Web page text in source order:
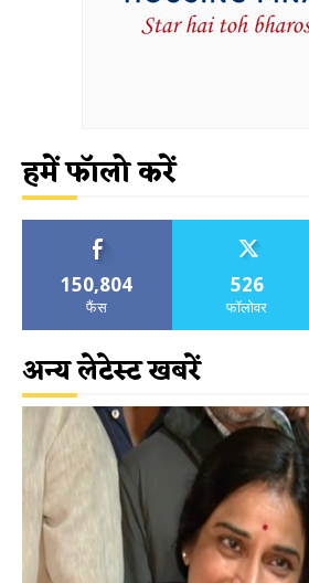
हमें फॉलो करें
150,804
फैंस
526
फॉलोवर
अन्य लेटेस्ट खबरें